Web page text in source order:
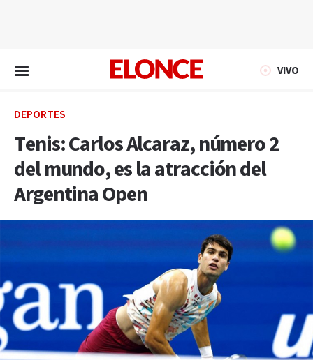
VIVO
DEPORTES
Tenis: Carlos Alcaraz, número 2
del mundo, es la atracción del
Argentina Open